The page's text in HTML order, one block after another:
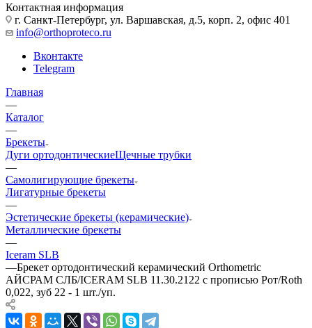
Контактная информация
г. Санкт-Петербург, ул. Варшавская, д.5, корп. 2, офис 401
info@orthoproteco.ru
Вконтакте
Telegram
Главная
—
Каталог
—
Брекеты
Дуги ортодонтическиеЩечные трубки
—
Самолигирующие брекеты
Лигатурные брекеты
—
Эстетические брекеты (керамические)
Металлические брекеты
—
Iceram SLB
—Брекет ортодонтический керамический Orthometric
АЙСРАМ СЛБ/ICERAM SLB 11.30.2122 с прописью Рот/Roth
0,022, зуб 22 - 1 шт./уп.